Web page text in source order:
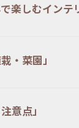
楽しむインテ
・菜園」
意点」